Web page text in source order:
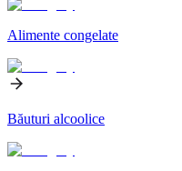
Alimente congelate
Băuturi alcoolice